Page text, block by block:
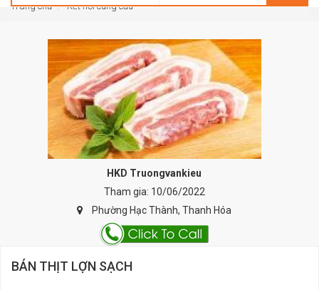
Trang chủ Kết nối cung cầu
HKD Truongvankieu
Tham gia: 10/06/2022
Phường Hạc Thành, Thanh Hóa
BÁN THỊT LỢN SẠCH